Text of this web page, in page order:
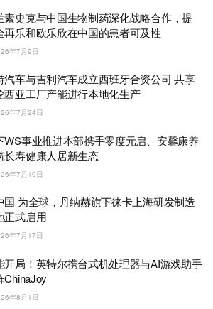
素史克与中国生物制药深化战略合作，提
再乐和欧乐欣在中国的患者可及性
年7月9日
汽车与吉利汽车成立西班牙合资公司 共享
西亚工厂产能进行本地化生产
年7月24日
WS事业推进本部携手零度元启、安馨康养
长寿健康人居新生态
年7月10日
国 为全球，丹纳赫旗下徕卡上海研发制造
正式启用
年7月17日
开局！英特尔携台式机处理器与AI游戏助手
ChinaJoy
年8月1日